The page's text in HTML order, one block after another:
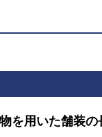
を用いた舗装の